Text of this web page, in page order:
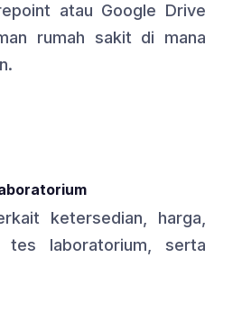
atau Google Drive
rumah sakit di mana
ketersedian, harga,
laboratorium, serta